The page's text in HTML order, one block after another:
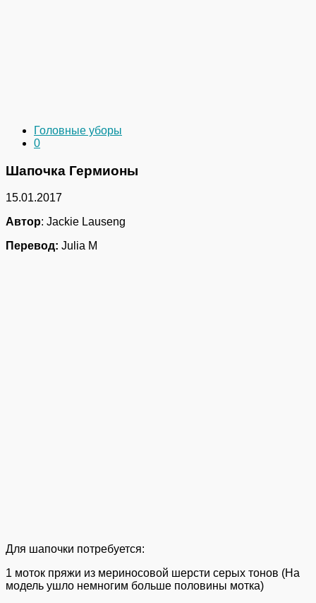
Головные уборы
0
Шапочка Гермионы
15.01.2017
Автор: Jackie Lauseng
Перевод: Julia M
Для шапочки потребуется:
1 моток пряжи из мериносовой шерсти серых тонов (На
модель ушло немногим больше половины мотка)